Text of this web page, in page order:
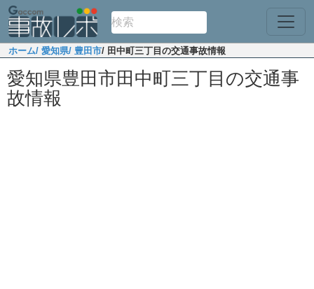
ホーム/ 愛知県/ 豊田市/ 田中町三丁目の交通事故情報
愛知県豊田市田中町三丁目の交通事
故情報